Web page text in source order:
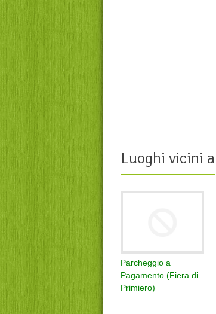
Luoghi vicini a
Parcheggio a
Pagamento (Fiera di
Primiero)